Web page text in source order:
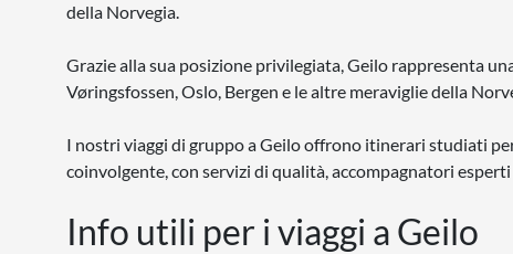
della Norvegia.
Grazie alla sua posizione privilegiata, Geilo rappresenta
Vøringsfossen, Oslo, Bergen e le altre meraviglie della
I nostri viaggi di gruppo a Geilo offrono itinerari studiati
coinvolgente, con servizi di qualità, accompagnatori
Info utili per i viaggi a Geilo